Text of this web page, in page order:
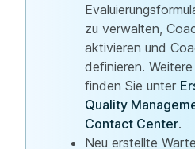
zu verwalten,
aktivieren und
definieren.
finden Sie unter
Quality
Contact Center.
Neu erstellte